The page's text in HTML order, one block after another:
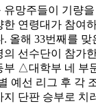
유망주들이 기량
연령대가 참여
올해 33번째를
의 선수단이 참가
△대학부 네 부
예선 리그 후 각
지 단판 승부로 치